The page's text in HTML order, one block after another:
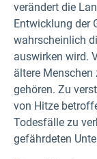
verändert die
Entwicklung der
wahrscheinlich
auswirken wird.
ältere
gehören. Zu
von Hitze
Todesfälle zu
gefährdeten